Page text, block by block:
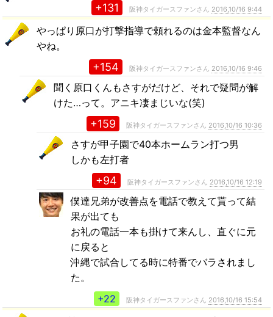
+131 阪神タイガースファンさん 2016,10/16 9:44
やっぱり原口が打撃指導で頼れるのは金本監督なん
やね。
+154 阪神タイガースファンさん 2016,10/16 9:46
聞く原口くんもさすがだけど、それで疑問が解
けた…って。アニキ凄まじいな(笑)
+159 阪神タイガースファンさん 2016,10/16 10:36
さすが甲子園で40本ホームラン打つ男
しかも左打者
+94 阪神タイガースファンさん 2016,10/16 12:19
僕達兄弟が改善点を電話で教えて貰って結
果が出ても
お礼の電話一本も掛けて来んし、直ぐに元
に戻ると
沖縄で試合してる時に特番でバラされまし
た。
+22
阪神タイガースファンさん 2016,10/16 15:54